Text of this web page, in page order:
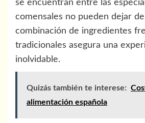
se encuentran entre las
comensales no pueden dejar
combinación de ingredientes
tradicionales asegura una
inolvidable.
Quizás también te interese:
alimentación española